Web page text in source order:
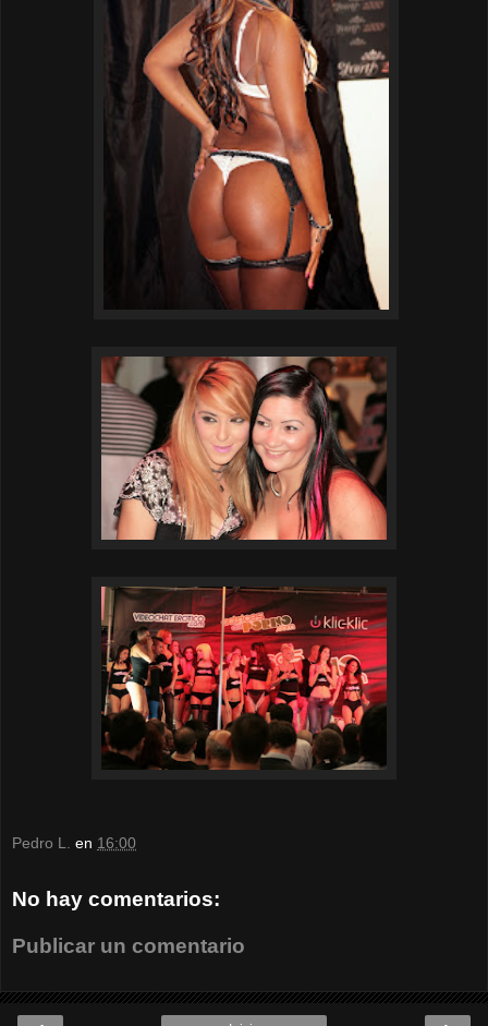
Pedro L. en 16:00
No hay comentarios:
Publicar un comentario